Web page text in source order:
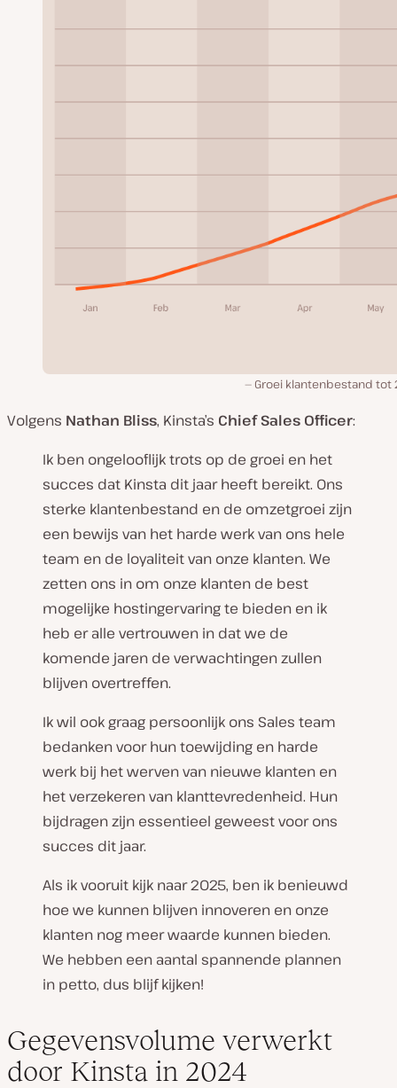
Groei klantenbestand tot
Volgens Nathan Bliss, Kinsta’s Chief Sales Officer:
Ik ben ongelooflijk trots op de groei en het
succes dat Kinsta dit jaar heeft bereikt. Ons
sterke klantenbestand en de omzetgroei zijn
een bewijs van het harde werk van ons hele
team en de loyaliteit van onze klanten. We
zetten ons in om onze klanten de best
mogelijke hostingervaring te bieden en ik
heb er alle vertrouwen in dat we de
komende jaren de verwachtingen zullen
blijven overtreffen.
Ik wil ook graag persoonlijk ons Sales team
bedanken voor hun toewijding en harde
werk bij het werven van nieuwe klanten en
het verzekeren van klanttevredenheid. Hun
bijdragen zijn essentieel geweest voor ons
succes dit jaar.
Als ik vooruit kijk naar 2025, ben ik benieuwd
hoe we kunnen blijven innoveren en onze
klanten nog meer waarde kunnen bieden.
We hebben een aantal spannende plannen
in petto, dus blijf kijken!
Gegevensvolume verwerkt
door Kinsta in 2024